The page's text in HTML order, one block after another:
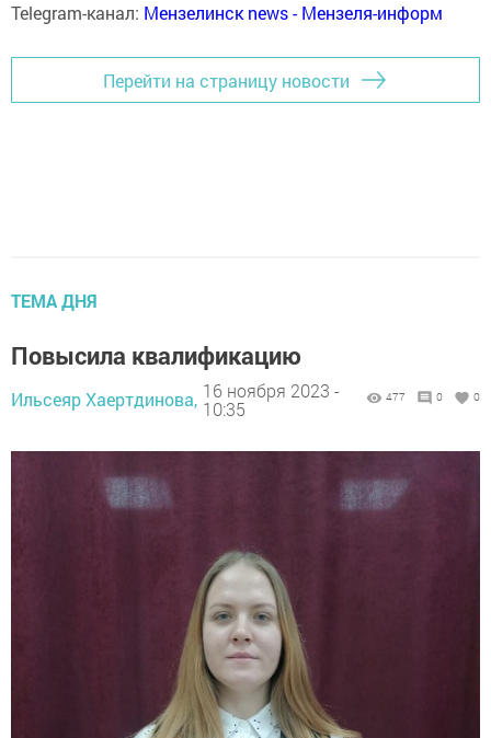
Telegram-канал: Мензелинск news - Мензеля-информ
Перейти на страницу новости
ТЕМА ДНЯ
Повысила квалификацию
Ильсеяр Хаертдинова, 16 ноября 2023 -
10:35
477 0 0